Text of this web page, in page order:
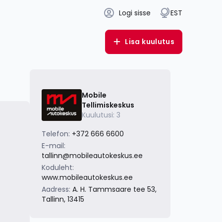
Logi sisse EST
Lisa kuulutus
Mobile
Tellimiskeskus
Kuulutusi: 3
Telefon: +372 666 6600
E-mail:
tallinn@mobileautokeskus.ee
Koduleht:
www.mobileautokeskus.ee
Aadress: A. H. Tammsaare tee 53,
Tallinn, 13415